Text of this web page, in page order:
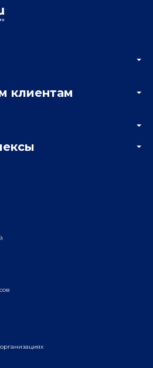
2-й подъезд, 2-й этаж
корп.2, 5-й этаж
2, бизнес-центр «Виктория
клиентам